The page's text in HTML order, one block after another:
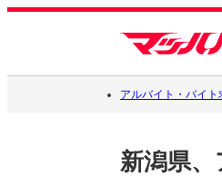
アルバイト・バイト
新潟県、